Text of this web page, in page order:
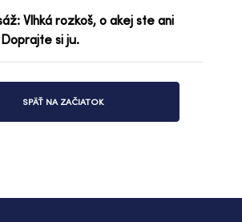
Vlhká rozkoš, o akej ste ani
si ju.
SPÄŤ NA ZAČIATOK